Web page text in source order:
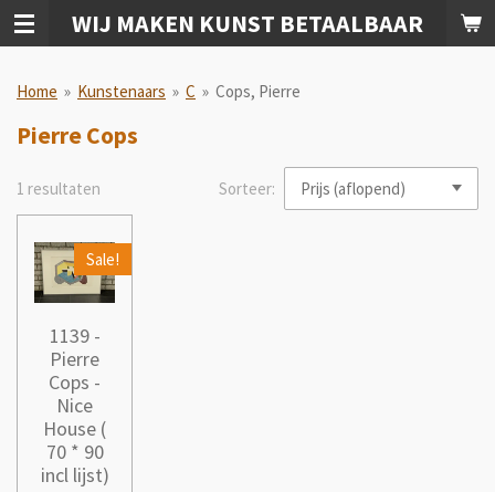
Ga
direct
de
WIJ MAKEN KUNST BETAALBAAR
Home » Kunstenaars » C » Cops, Pierre
Pierre Cops
1 resultaten Sorteer:
Sale!
1139 -
Pierre
Cops -
Nice
House (
70 * 90
incl lijst)